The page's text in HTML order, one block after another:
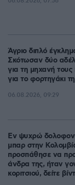
Άγριο διπλό
Σκότωσαν δύο
για τη μηχανή τους
για το φορτηγάκι
06.08.2026, 09:29
Εν ψυχρώ
μπαρ στην
προσπάθησε να
άνδρα της, ήταν
κοριτσιού, δείτε